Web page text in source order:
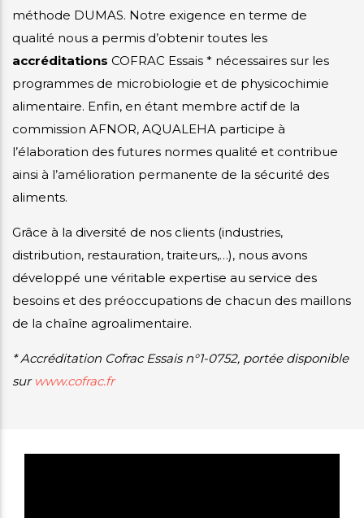
méthode DUMAS. Notre exigence en terme de
qualité nous a permis d’obtenir toutes les
accréditations COFRAC Essais * nécessaires sur les
programmes de microbiologie et de physicochimie
alimentaire. Enfin, en étant membre actif de la
commission AFNOR, AQUALEHA participe à
l’élaboration des futures normes qualité et contribue
ainsi à l’amélioration permanente de la sécurité des
aliments.
Grâce à la diversité de nos clients (industries,
distribution, restauration, traiteurs,…), nous avons
développé une véritable expertise au service des
besoins et des préoccupations de chacun des maillons
de la chaîne agroalimentaire.
* Accréditation Cofrac Essais n°1-0752, portée disponible
sur www.cofrac.fr